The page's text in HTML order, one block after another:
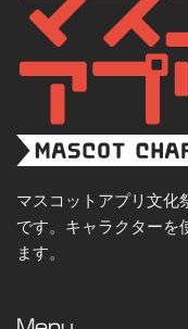
マスコットアプリ文化
です。キャラクターを
ます。